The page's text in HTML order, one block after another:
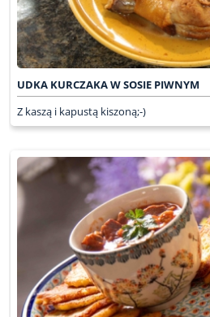
UDKA KURCZAKA W SOSIE PIWNYM
Z kaszą i kapustą kiszoną;-)